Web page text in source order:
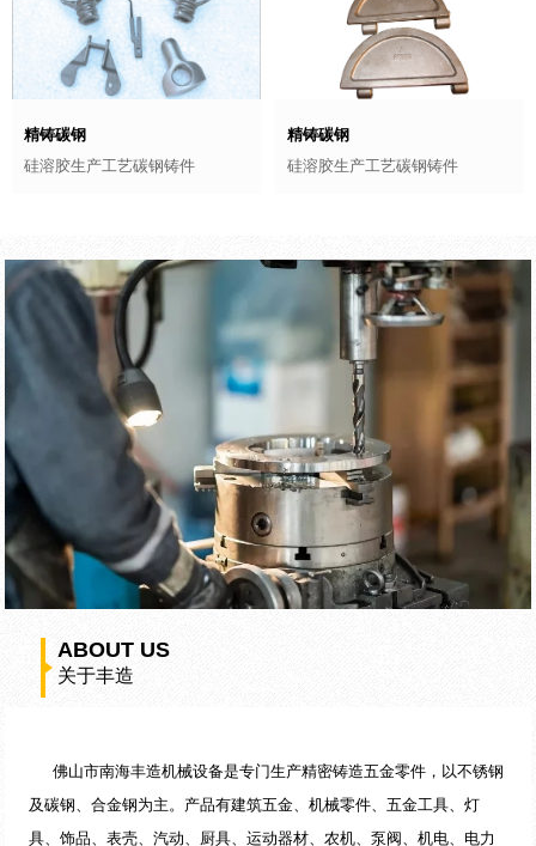
精铸碳钢
硅溶胶生产工艺碳钢铸件
精铸碳钢
硅溶胶生产工艺碳钢铸件
ABOUT US
关于丰造
佛山市南海丰造机械设备是专门生产精密铸造五金零件，以不锈钢
及碳钢、合金钢为主。产品有建筑五金、机械零件、五金工具、灯
具、饰品、表壳、汽动、厨具、运动器材、农机、泵阀、机电、电力